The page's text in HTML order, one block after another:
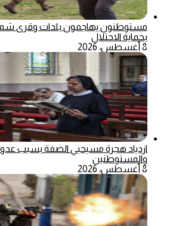
مستوطنون يهاجمون بلدات وقرى
بحماية الاحتلال
8 أغسطس، 2026
ازدياد هجرة مسيحيي الضفة بسبب
والمستوطنين
8 أغسطس، 2026